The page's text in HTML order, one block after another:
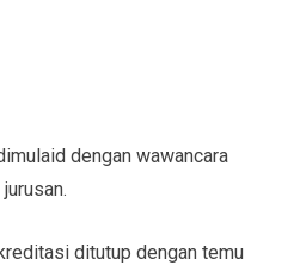
dengan wawancara
ditutup dengan temu